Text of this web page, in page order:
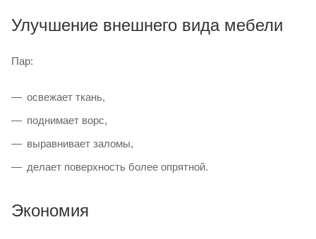
Улучшение внешнего вида мебели
Пар:
освежает ткань,
поднимает ворс,
выравнивает заломы,
делает поверхность более опрятной.
Экономия